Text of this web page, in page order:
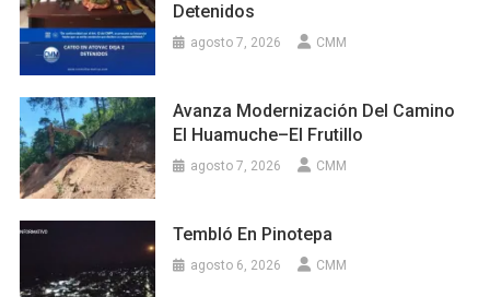
Detenidos
agosto 7, 2026 CMM
Avanza Modernización Del Camino
El Huamuche–El Frutillo
agosto 7, 2026 CMM
Tembló En Pinotepa
agosto 6, 2026 CMM